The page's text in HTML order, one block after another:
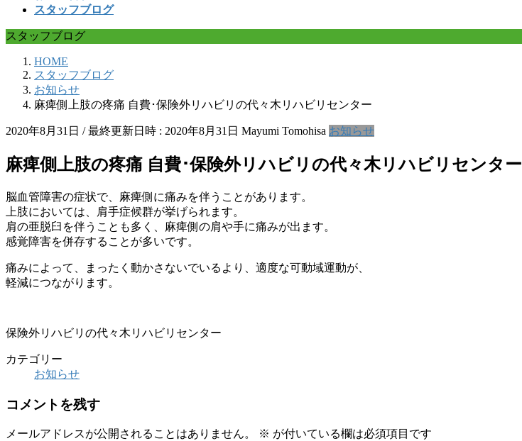
スタッフブログ
スタッフブログ
HOME
スタッフブログ
お知らせ
麻痺側上肢の疼痛 自費･保険外リハビリの代々木リハビリセンター
2020年8月31日 / 最終更新日時 : 2020年8月31日 Mayumi Tomohisa お知らせ
麻痺側上肢の疼痛 自費･保険外リハビリの代々木リハビリセンター
脳血管障害の症状で、麻痺側に痛みを伴うことがあります。
上肢においては、肩手症候群が挙げられます。
肩の亜脱臼を伴うことも多く、麻痺側の肩や手に痛みが出ます。
感覚障害を併存することが多いです。
痛みによって、まったく動かさないでいるより、適度な可動域運動が、
軽減につながります。
保険外リハビリの代々木リハビリセンター
カテゴリー
お知らせ
コメントを残す
メールアドレスが公開されることはありません。 ※ が付いている欄は必須項目です